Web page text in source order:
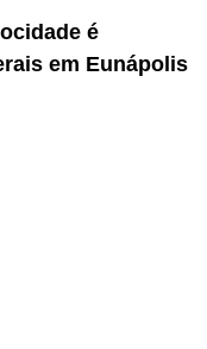
é
em Eunápolis